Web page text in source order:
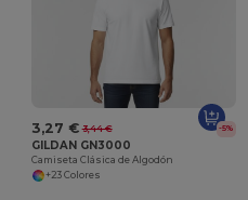
3,27 € 3,44 € -5%
GILDAN GN3000
Camiseta Clásica de Algodón
+23 Colores